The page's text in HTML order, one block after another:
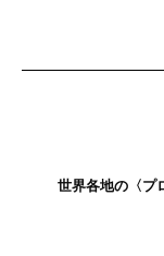
世界各地の〈プ